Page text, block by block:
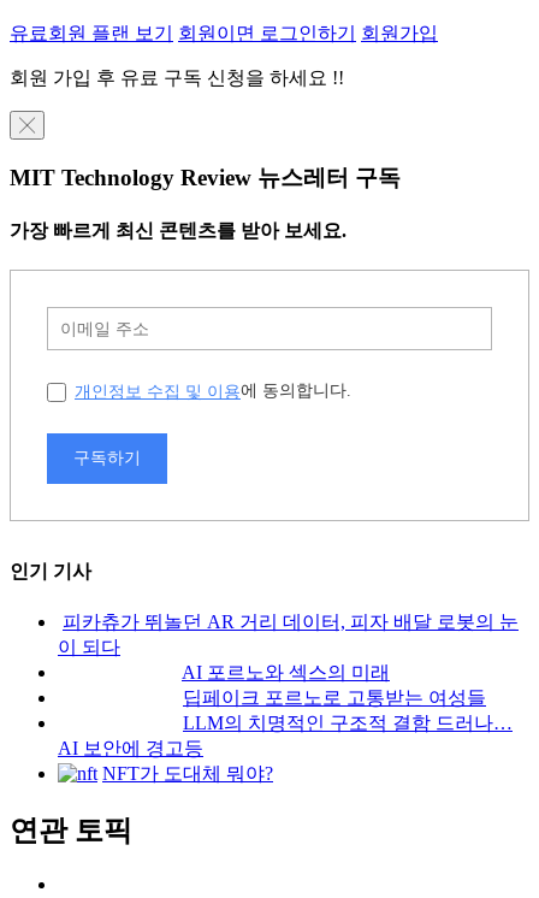
유료회원 플랜 보기 회원이면 로그인하기 회원가입
회원 가입 후 유료 구독 신청을 하세요 !!
╳
MIT Technology Review 뉴스레터 구독
가장 빠르게 최신 콘텐츠를 받아 보세요.
개인정보 수집 및 이용에 동의합니다.
구독하기
인기 기사
피카츄가 뛰놀던 AR 거리 데이터, 피자 배달 로봇의 눈
이 되다
AI 포르노와 섹스의 미래
딥페이크 포르노로 고통받는 여성들
LLM의 치명적인 구조적 결함 드러나…
AI 보안에 경고등
NFT가 도대체 뭐야?
연관 토픽